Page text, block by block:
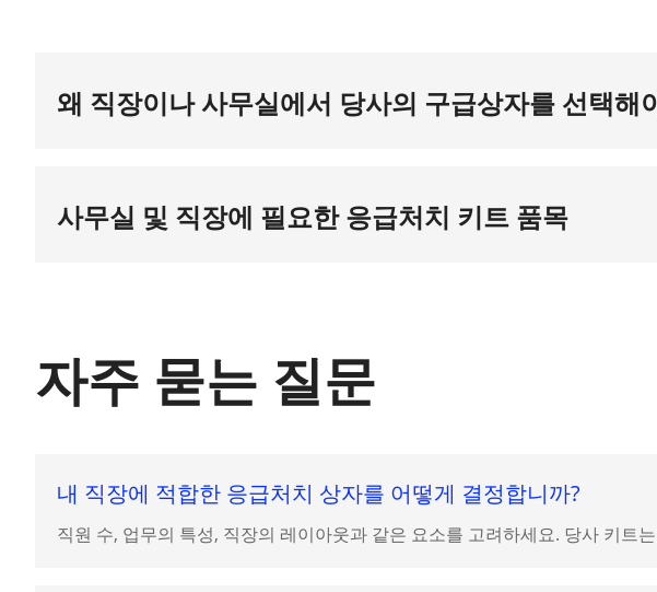
왜 직장이나 사무실에서 당사의 구급상자를 선택해
사무실 및 직장에 필요한 응급처치 키트 품목
접착 붕대: 작은 상처, 물집, 찰과상을 덮기 위한 다양한 크기.
항생제 연고 : 감염 위험을 줄이기 위해 베인 상처나 긁힌 곳에 바르는 것입니다.
하이드로코르티손 크림: 발진이나 벌레 물림으로 인한 자극을 완화합니다.
자주 묻는 질문
내 직장에 적합한 응급처치 상자를 어떻게 결정합니까?
직원 수, 업무의 특성, 직장의 레이아웃과 같은 요소를 고려하세요. 당사 키